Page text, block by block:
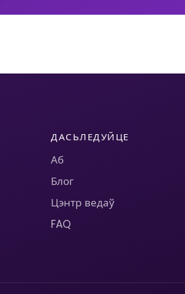
ДАСЬЛЕДУЙЦЕ
Аб
Блог
Цэнтр ведаў
FAQ